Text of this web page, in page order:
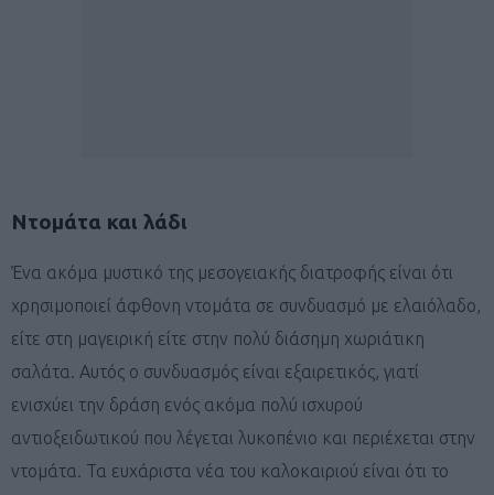
Ντομάτα και λάδι
Ένα ακόμα μυστικό της μεσογειακής διατροφής είναι ότι
χρησιμοποιεί άφθονη ντομάτα σε συνδυασμό με ελαιόλαδο,
είτε στη μαγειρική είτε στην πολύ διάσημη χωριάτικη
σαλάτα. Αυτός ο συνδυασμός είναι εξαιρετικός, γιατί
ενισχύει την δράση ενός ακόμα πολύ ισχυρού
αντιοξειδωτικού που λέγεται λυκοπένιο και περιέχεται στην
ντομάτα. Τα ευχάριστα νέα του καλοκαιριού είναι ότι το